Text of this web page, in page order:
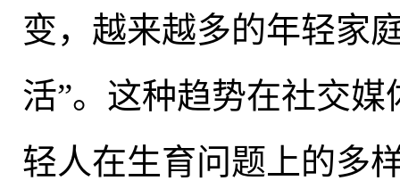
变， 越来越多的年轻家
活”。 这种趋势在社交
轻人在生育问题上的多